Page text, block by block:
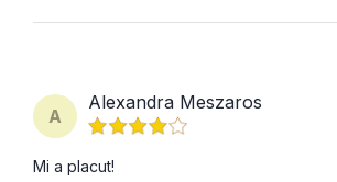
A
Alexandra Meszaros
Mi a placut!